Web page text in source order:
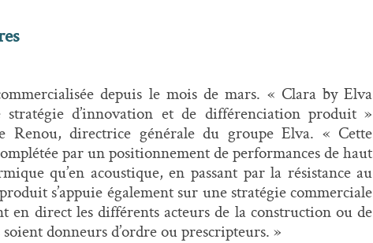
depuis le mois de mars. « Clara by Elva
stratégie d’innovation et de différenciation produit »
Renou, directrice générale du groupe Elva. « Cette
par un positionnement de performances de haut
qu’en acoustique, en passant par la résistance au
s’appuie également sur une stratégie commerciale
en direct les différents acteurs de la construction ou de
donneurs d’ordre ou prescripteurs. »